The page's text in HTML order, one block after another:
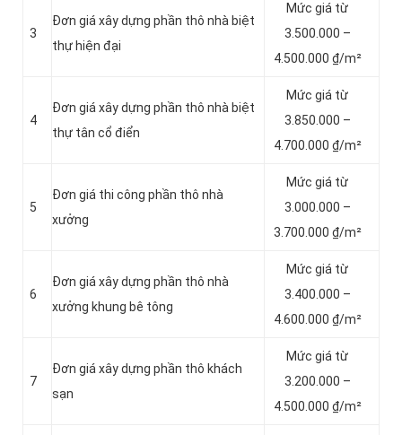
3
Đơn giá xây dựng phần thô nhà biệt
thự hiện đại
Mức giá từ
3.500.000 –
4.500.000 ₫/m²
4
Đơn giá xây dựng phần thô nhà biệt
thự tân cổ điển
Mức giá từ
3.850.000 –
4.700.000 ₫/m²
5
Đơn giá thi công phần thô nhà
xưởng
Mức giá từ
3.000.000 –
3.700.000 ₫/m²
6
Đơn giá xây dựng phần thô nhà
xưởng khung bê tông
Mức giá từ
3.400.000 –
4.600.000 ₫/m²
7
Đơn giá xây dựng phần thô khách
sạn
Mức giá từ
3.200.000 –
4.500.000 ₫/m²